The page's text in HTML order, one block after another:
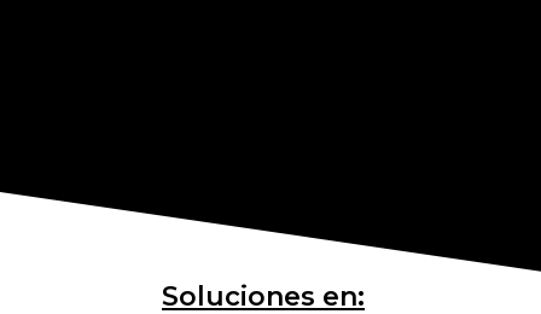
Soluciones en: